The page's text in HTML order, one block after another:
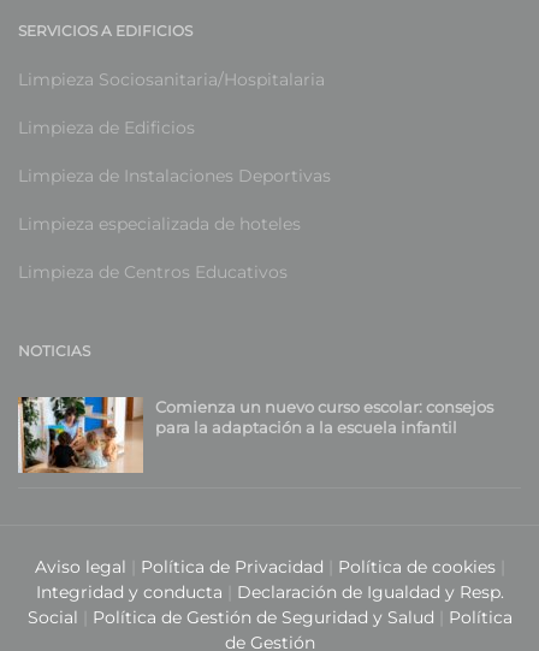
SERVICIOS A EDIFICIOS
Limpieza Sociosanitaria/Hospitalaria
Limpieza de Edificios
Limpieza de Instalaciones Deportivas
Limpieza especializada de hoteles
Limpieza de Centros Educativos
NOTICIAS
Comienza un nuevo curso escolar: consejos
para la adaptación a la escuela infantil
Aviso legal Política de Privacidad Política de cookies
Integridad y conducta
Declaración de Igualdad y Resp.
Social
Política de Gestión de Seguridad y Salud
Política
de Gestión